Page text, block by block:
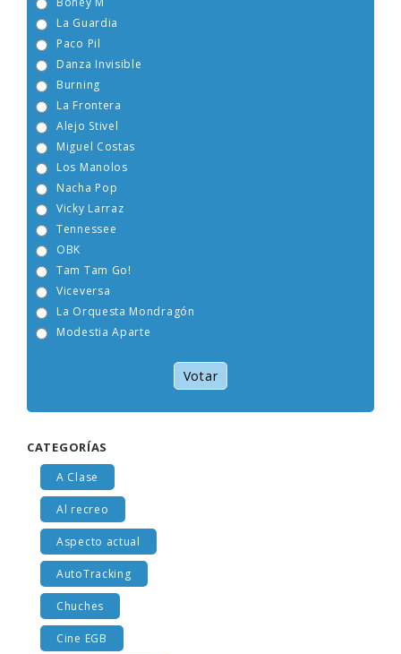
Boney M
La Guardia
Paco Pil
Danza Invisible
Burning
La Frontera
Alejo Stivel
Miguel Costas
Los Manolos
Nacha Pop
Vicky Larraz
Tennessee
OBK
Tam Tam Go!
Viceversa
La Orquesta Mondragón
Modestia Aparte
Votar
CATEGORÍAS
A Clase
Al recreo
Aspecto actual
AutoTracking
Chuches
Cine EGB